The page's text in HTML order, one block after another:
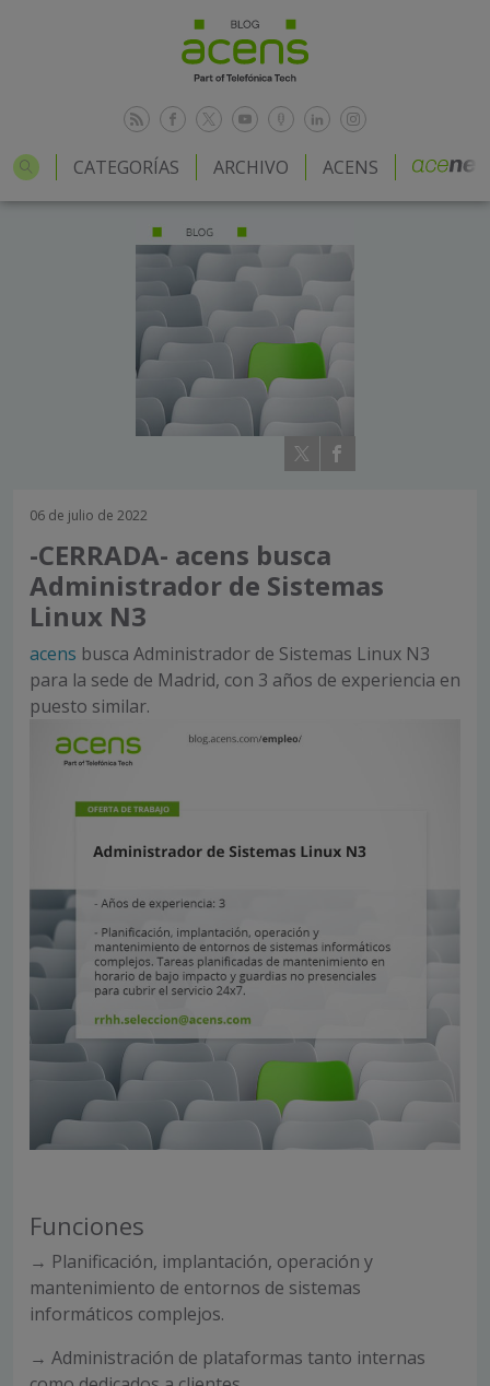
CATEGORÍAS ARCHIVO ACENS
06 de julio de 2022
-CERRADA- acens busca
Administrador de Sistemas
Linux N3
acens busca Administrador de Sistemas Linux N3
para la sede de Madrid, con 3 años de experiencia en
puesto similar.
Funciones
→ Planificación, implantación, operación y
mantenimiento de entornos de sistemas
informáticos complejos.
→ Administración de plataformas tanto internas